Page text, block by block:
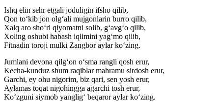
Ishq elin sehr etgali joduligin ifsho qilib,
Qon to‘kib jon olg‘ali mujgonlarin burro qilib,
Xalq aro sho‘ri qiyomatni solib, g‘avg‘o qilib,
Xoling oshubi habash iqlimini yag‘mo qilib,
Fitnadin toroji mulki Zangbor aylar ko‘zing.
Jumlani devona qilg‘on o‘sma rangli qosh erur,
Kecha-kunduz shum raqiblar mahramu sirdosh erur,
Garchi, ey ohu nigorim, biz qari, sen yosh erur,
Aylamas toqat nigohingga agarchi tosh erur,
Ko‘zguni siymob yanglig‘ beqaror aylar ko‘zing.